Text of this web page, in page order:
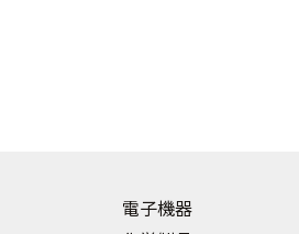
電子機器